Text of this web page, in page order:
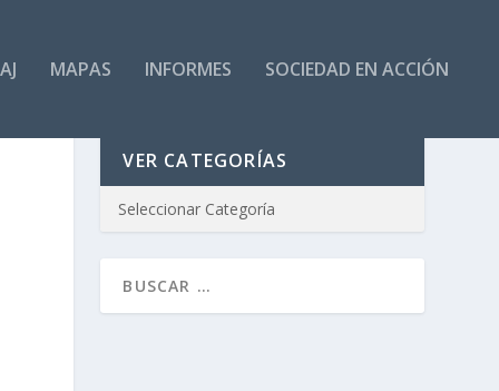
MAPAS INFORMES SOCIEDAD EN ACCIÓN
VER CATEGORÍAS